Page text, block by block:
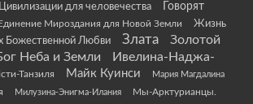
для человечества
Говорят
Мироздания для Новой Земли
Жизнь
Божественной Любви
Злата
Золотой
Неба и Земли
Ивелина-Наджа-
Танзиля Майк Куинси Мария Магдалина
Милузина-Энигма-Илания
Мы-Арктурианцы.